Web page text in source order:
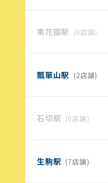
東花園駅 (0店舗)
瓢箪山駅 (2店舗)
石切駅 (0店舗)
生駒駅 (7店舗)